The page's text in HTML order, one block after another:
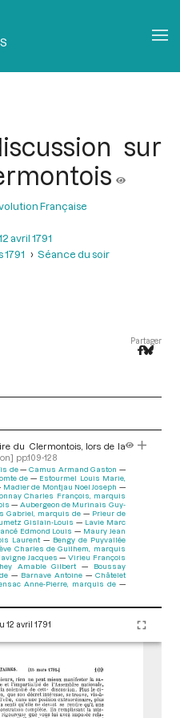
sur
Française
avril 1791
1791 Séance du soir
Partager
du Clermontois, lors de la
pp.109-128
de
Camus Armand Gaston
de
Estourmel Louis Marie,
Madier de Montjau Noel Joseph
Charles François, marquis
Aubergeon de Murinais Guy-
Gabriel, marquis de
Prieur de
Gislain-Louis
Lavie Marc
Edmond Louis
Maury Jean
Laurent
Bengy de Puyvallée
Charles de Guilhem, marquis
Jacques
Virieu François
Amable Gilbert
Boussay
Barnave Antoine
Châtelet
Anne-Pierre, marquis de
12 avril 1791